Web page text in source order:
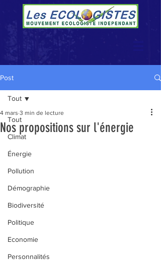
Post
Tout
Climat
Énergie
Pollution
Démographie
Biodiversité
Politique
Economie
Personnalités
Tout
Nos propositions sur l'énergie
4 mars 3 min de lecture